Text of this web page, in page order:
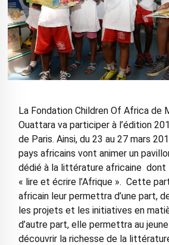
La Fondation Children Of Africa de
Ouattara va participer à l’édition
de Paris. Ainsi, du 23 au 27 mars
pays africains vont animer un
dédié à la littérature africaine dont
« lire et écrire l’Afrique ». Cette
africain leur permettra d’une part,
les projets et les initiatives en
d’autre part, elle permettra au
découvrir la richesse de la